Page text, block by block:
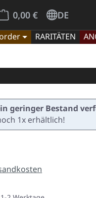
auf dem
0,00 € enthält 0
DE
RARITÄTEN
geringer Bestand
1x erhältlich!